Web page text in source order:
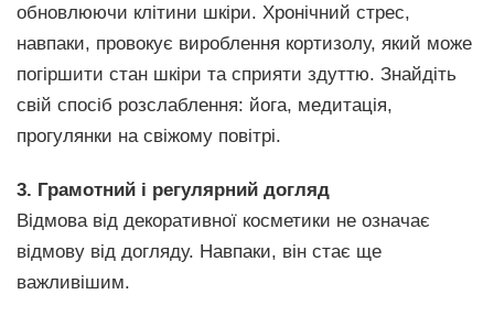
обновлюючи клітини шкіри. Хронічний стрес,
навпаки, провокує вироблення кортизолу, який може
погіршити стан шкіри та сприяти здуттю. Знайдіть
свій спосіб розслаблення: йога, медитація,
прогулянки на свіжому повітрі.
3. Грамотний і регулярний догляд
Відмова від декоративної косметики не означає
відмову від догляду. Навпаки, він стає ще
важливішим.